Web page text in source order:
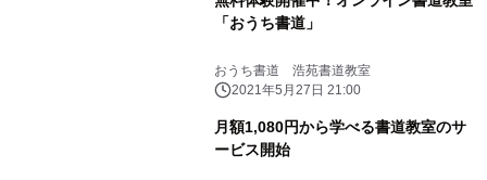
「おうち書道」
おうち書道 浩苑書道教室
2021年5月27日 21:00
月額1,080円から学べる書道教室のサ
ービス開始